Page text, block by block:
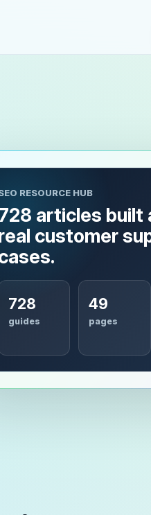
RESOURCE HUB
articles built
customer
728
guides
49
pages